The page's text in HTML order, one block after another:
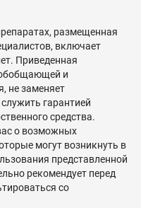
размещенная
включает
Приведенная
и
не заменяет
гарантией
средства.
о возможных
могут возникнуть в
представленной
рекомендует перед
со